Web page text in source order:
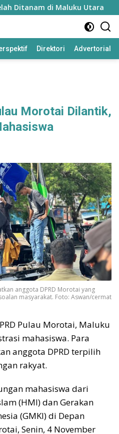
Ditanam di Maluku Utara
Direktori Advertorial
Morotai Dilantik,
anggota DPRD Morotai yang
masyarakat. Foto: Aswan/cermat
Pulau Morotai, Maluku
mahasiswa. Para
anggota DPRD terpilih
rakyat.
mahasiswa dari
(HMI) dan Gerakan
(GMKI) di Depan
Senin, 4 November